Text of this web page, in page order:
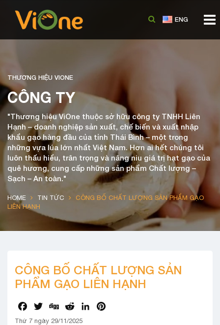
THƯƠNG HIỆU VIONE
CÔNG TY
"Thương hiệu ViOne thuộc sở hữu công ty TNHH Liên
Hạnh – doanh nghiệp sản xuất, chế biến và xuất nhập
khẩu gạo hàng đầu của tỉnh Thái Bình – một trong
những vựa lúa lớn nhất Việt Nam. Hơn ai hết chúng tôi
luôn thấu hiểu, trân trọng và nâng niu giá trị hạt gạo của
quê hương, cung cấp những sản phẩm Chất lượng –
Sạch – An toàn."
HOME TIN TỨC
CÔNG BỐ CHẤT LƯỢNG SẢN PHẨM GẠO
LIÊN HẠNH
CÔNG BỐ CHẤT LƯỢNG SẢN
PHẨM GẠO LIÊN HẠNH
Facebook
TwitterDigg RedditLinkedIn
Thứ 7 ngày 29/11/2025